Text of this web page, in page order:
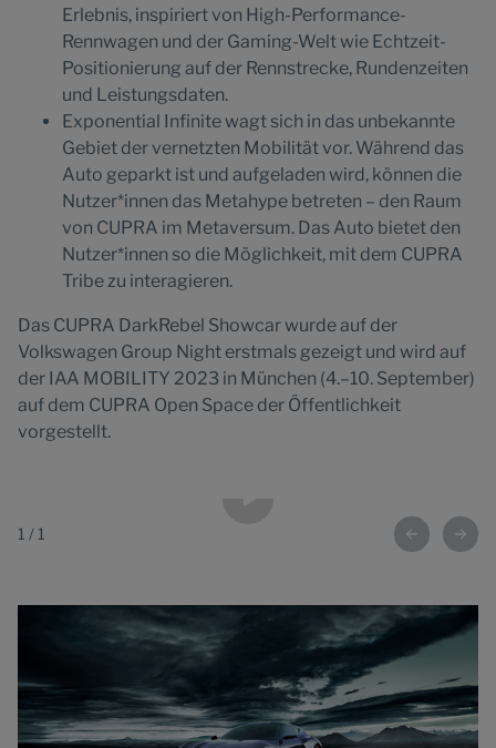
Erlebnis, inspiriert von High-Performance-
Rennwagen und der Gaming-Welt wie Echtzeit-
Positionierung auf der Rennstrecke, Rundenzeiten
und Leistungsdaten.
Exponential Infinite wagt sich in das unbekannte
Gebiet der vernetzten Mobilität vor. Während das
Auto geparkt ist und aufgeladen wird, können die
Nutzer*innen das Metahype betreten – den Raum
von CUPRA im Metaversum. Das Auto bietet den
Nutzer*innen so die Möglichkeit, mit dem CUPRA
Tribe zu interagieren.
Das CUPRA DarkRebel Showcar wurde auf der
Volkswagen Group Night erstmals gezeigt und wird auf
der IAA MOBILITY 2023 in München (4.–10. September)
auf dem CUPRA Open Space der Öffentlichkeit
vorgestellt.
1 / 1